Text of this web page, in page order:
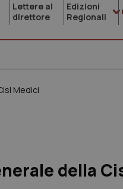
Lettere al
direttore
Edizioni
Regionali
Medici
della